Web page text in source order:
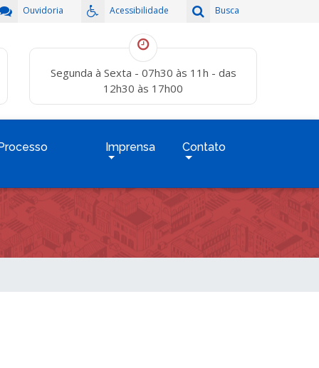
Busca
Acessibilidade
Ouvidoria
Segunda à Sexta - 07h30 às 11h - das
12h30 às 17h00
Imprensa Contato